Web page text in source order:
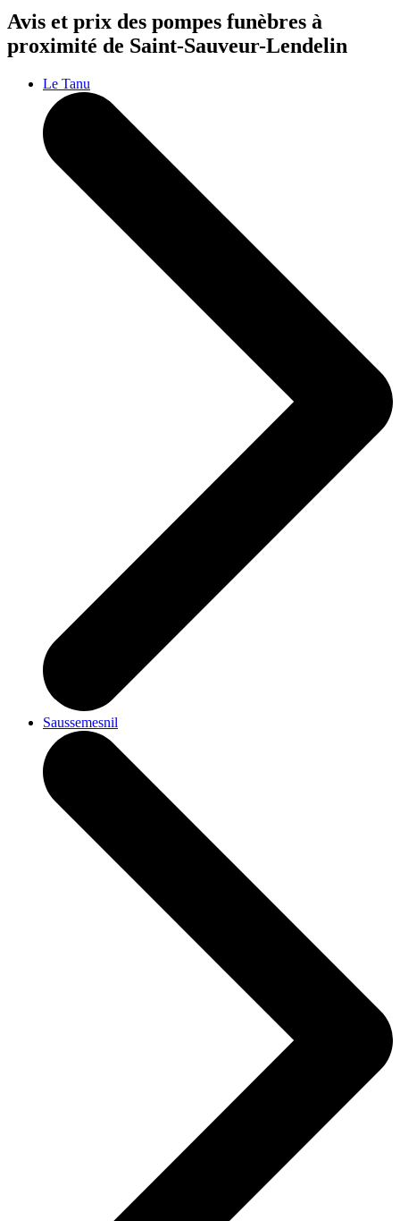
Avis et prix des pompes funèbres à
proximité de Saint-Sauveur-Lendelin
Le Tanu
Saussemesnil